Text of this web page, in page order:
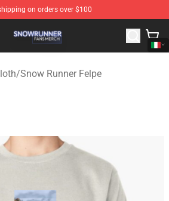
on orders over $100
- Official Snow Runner Merchandise
/Snow Runner Felpe